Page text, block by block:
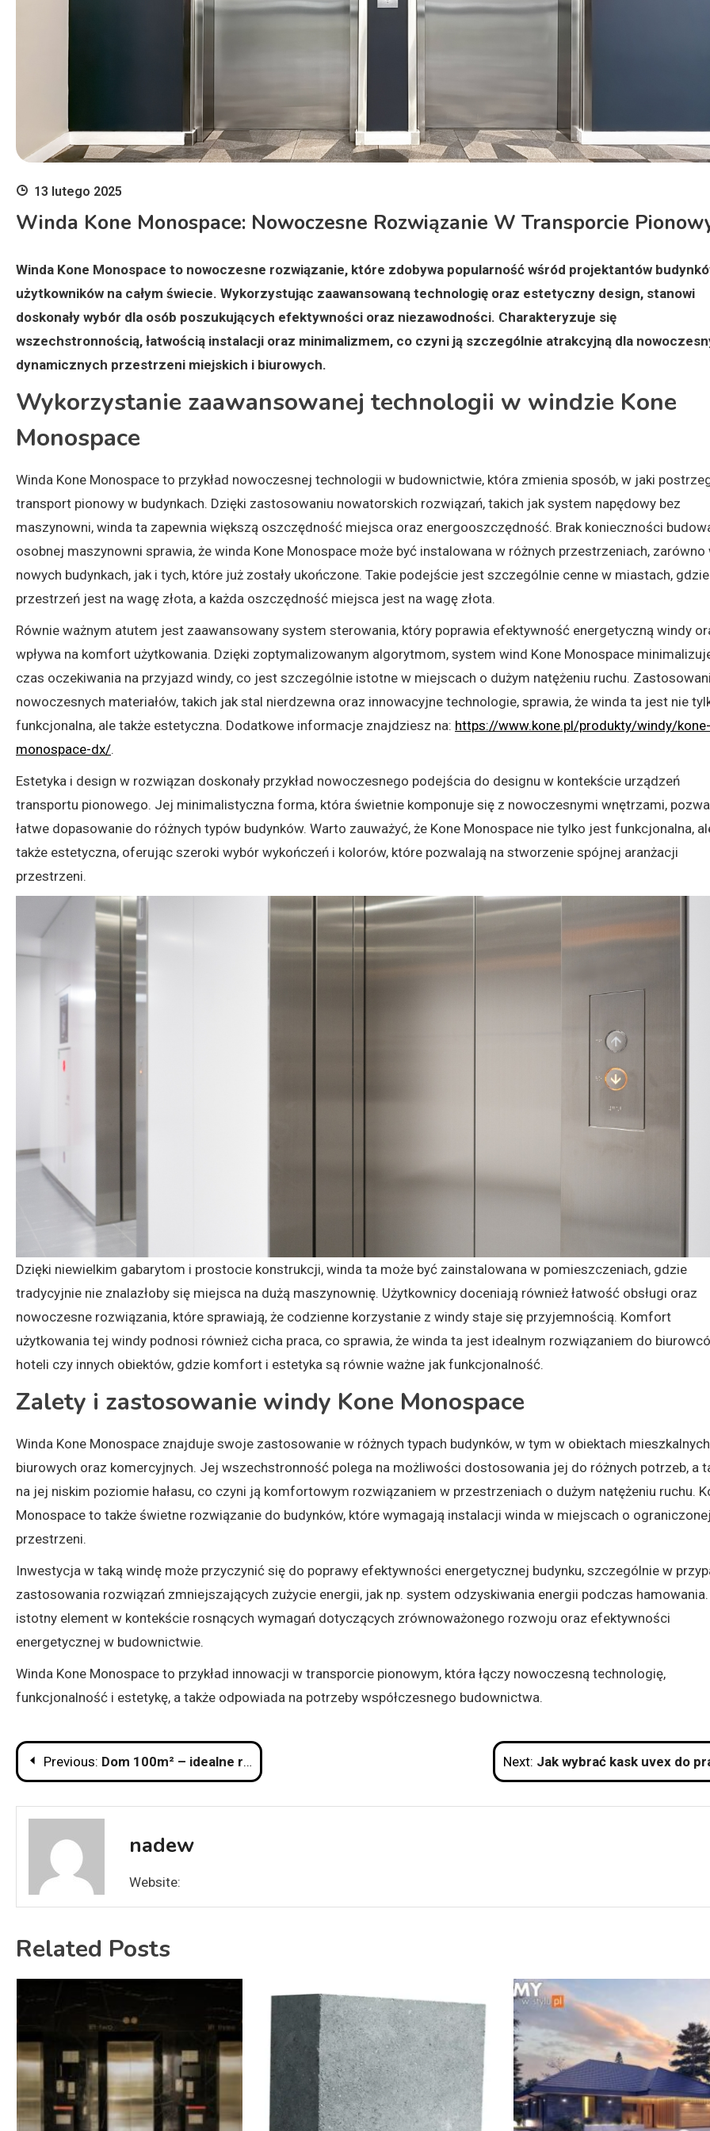
13 lutego 2025
Winda Kone Monospace: Nowoczesne Rozwiązanie W Transporcie
Winda Kone Monospace to nowoczesne rozwiązanie, które zdobywa popularność wśród projektantów
użytkowników na całym świecie. Wykorzystując zaawansowaną technologię oraz estetyczny design, stanowi
doskonały wybór dla osób poszukujących efektywności oraz niezawodności. Charakteryzuje się
wszechstronnością, łatwością instalacji oraz minimalizmem, co czyni ją szczególnie atrakcyjną dla
dynamicznych przestrzeni miejskich i biurowych.
Wykorzystanie zaawansowanej technologii w windzie Kone
Monospace
Winda Kone Monospace to przykład nowoczesnej technologii w budownictwie, która zmienia sposób, w jaki
transport pionowy w budynkach. Dzięki zastosowaniu nowatorskich rozwiązań, takich jak system napędowy bez
maszynowni, winda ta zapewnia większą oszczędność miejsca oraz energooszczędność. Brak konieczności
osobnej maszynowni sprawia, że winda Kone Monospace może być instalowana w różnych przestrzeniach, zarówno
nowych budynkach, jak i tych, które już zostały ukończone. Takie podejście jest szczególnie cenne w miastach, gdzie
przestrzeń jest na wagę złota, a każda oszczędność miejsca jest na wagę złota.
Równie ważnym atutem jest zaawansowany system sterowania, który poprawia efektywność energetyczną windy
wpływa na komfort użytkowania. Dzięki zoptymalizowanym algorytmom, system wind Kone Monospace
czas oczekiwania na przyjazd windy, co jest szczególnie istotne w miejscach o dużym natężeniu ruchu.
nowoczesnych materiałów, takich jak stal nierdzewna oraz innowacyjne technologie, sprawia, że winda ta jest nie
funkcjonalna, ale także estetyczna. Dodatkowe informacje znajdziesz na: https://www.kone.pl/produkty/windy/kone-
monospace-dx/.
Estetyka i design w rozwiązan doskonały przykład nowoczesnego podejścia do designu w kontekście urządzeń
transportu pionowego. Jej minimalistyczna forma, która świetnie komponuje się z nowoczesnymi wnętrzami,
łatwe dopasowanie do różnych typów budynków. Warto zauważyć, że Kone Monospace nie tylko jest funkcjonalna,
także estetyczna, oferując szeroki wybór wykończeń i kolorów, które pozwalają na stworzenie spójnej aranżacji
przestrzeni.
Dzięki niewielkim gabarytom i prostocie konstrukcji, winda ta może być zainstalowana w pomieszczeniach, gdzie
tradycyjnie nie znalazłoby się miejsca na dużą maszynownię. Użytkownicy doceniają również łatwość obsługi oraz
nowoczesne rozwiązania, które sprawiają, że codzienne korzystanie z windy staje się przyjemnością. Komfort
użytkowania tej windy podnosi również cicha praca, co sprawia, że winda ta jest idealnym rozwiązaniem do
hoteli czy innych obiektów, gdzie komfort i estetyka są równie ważne jak funkcjonalność.
Zalety i zastosowanie windy Kone Monospace
Winda Kone Monospace znajduje swoje zastosowanie w różnych typach budynków, w tym w obiektach
biurowych oraz komercyjnych. Jej wszechstronność polega na możliwości dostosowania jej do różnych potrzeb, a
na jej niskim poziomie hałasu, co czyni ją komfortowym rozwiązaniem w przestrzeniach o dużym natężeniu ruchu.
Monospace to także świetne rozwiązanie do budynków, które wymagają instalacji winda w miejscach o
przestrzeni.
Inwestycja w taką windę może przyczynić się do poprawy efektywności energetycznej budynku, szczególnie w
zastosowania rozwiązań zmniejszających zużycie energii, jak np. system odzyskiwania energii podczas
istotny element w kontekście rosnących wymagań dotyczących zrównoważonego rozwoju oraz efektywności
energetycznej w budownictwie.
Winda Kone Monospace to przykład innowacji w transporcie pionowym, która łączy nowoczesną technologię,
funkcjonalność i estetykę, a także odpowiada na potrzeby współczesnego budownictwa.
Nawigacja
Previous: Dom 100m² – idealne rozwiązanie dla małych rodzin Next: Jak wybrać kask uvex do pracy: praktyczne
nadew
Website:
Related Posts